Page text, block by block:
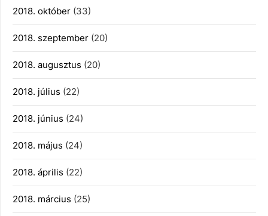
2018. október (33)
2018. szeptember (20)
2018. augusztus (20)
2018. július (22)
2018. június (24)
2018. május (24)
2018. április (22)
2018. március (25)